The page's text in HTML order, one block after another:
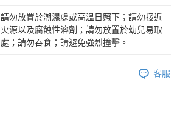
請勿放置於潮濕處或高溫日照下；請勿接近
火源以及腐蝕性溶劑；請勿放置於幼兒易取
處；請勿吞食；請避免強烈撞擊。
客服